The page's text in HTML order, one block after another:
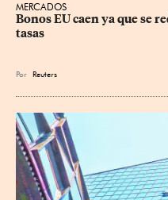
MERCADOS
Bonos EU caen ya que se
tasas
Por Reuters